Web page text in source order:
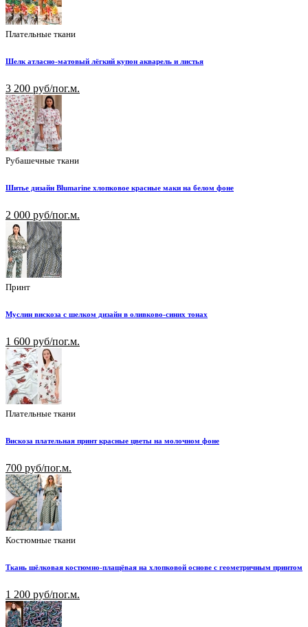
Плательные ткани
Шелк атласно-матовый лёгкий купон акварель и листья
3 200 руб/пог.м.
Рубашечные ткани
Шитье дизайн Blumarine хлопковое красные маки на белом фоне
2 000 руб/пог.м.
Принт
Муслин вискоза с шелком дизайн в оливково-синих тонах
1 600 руб/пог.м.
Плательные ткани
Вискоза плательная принт красные цветы на молочном фоне
700 руб/пог.м.
Костюмные ткани
Ткань шёлковая костюмно-плащёвая на хлопковой основе с геометричным принтом
1 200 руб/пог.м.